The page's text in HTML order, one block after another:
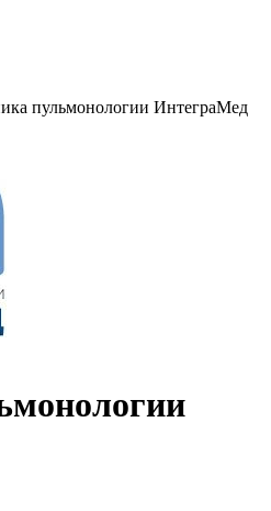
пульмонологии ИнтеграМед